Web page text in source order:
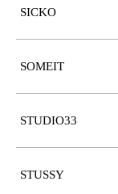
SICKO
SOMEIT
STUDIO33
STUSSY